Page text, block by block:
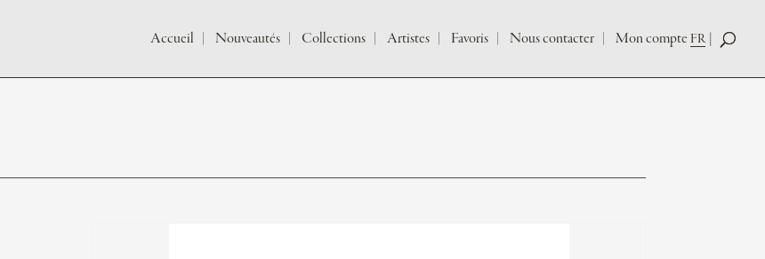
Accueil Nouveautés Collections Artistes Favoris Nous contacter Mon compte FR